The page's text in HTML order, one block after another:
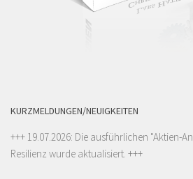
KURZMELDUNGEN/NEUIGKEITEN
+++ 19.07.2026: Die ausführlichen "Aktien-
Resilienz wurde aktualisiert. +++